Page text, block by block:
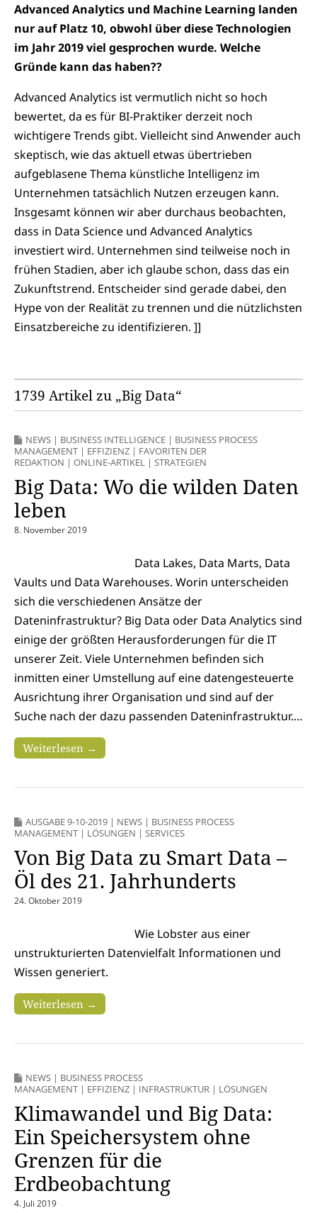
Advanced Analytics und Machine Learning landen
nur auf Platz 10, obwohl über diese Technologien
im Jahr 2019 viel gesprochen wurde. Welche
Gründe kann das haben??
Advanced Analytics ist vermutlich nicht so hoch
bewertet, da es für BI-Praktiker derzeit noch
wichtigere Trends gibt. Vielleicht sind Anwender auch
skeptisch, wie das aktuell etwas übertrieben
aufgeblasene Thema künstliche Intelligenz im
Unternehmen tatsächlich Nutzen erzeugen kann.
Insgesamt können wir aber durchaus beobachten,
dass in Data Science und Advanced Analytics
investiert wird. Unternehmen sind teilweise noch in
frühen Stadien, aber ich glaube schon, dass das ein
Zukunftstrend. Entscheider sind gerade dabei, den
Hype von der Realität zu trennen und die nützlichsten
Einsatzbereiche zu identifizieren. ]]
1739 Artikel zu „Big Data“
NEWS | BUSINESS INTELLIGENCE | BUSINESS PROCESS
MANAGEMENT | EFFIZIENZ | FAVORITEN DER
REDAKTION | ONLINE-ARTIKEL | STRATEGIEN
Big Data: Wo die wilden Daten
leben
8. November 2019
Data Lakes, Data Marts, Data
Vaults und Data Warehouses. Worin unterscheiden
sich die verschiedenen Ansätze der
Dateninfrastruktur? Big Data oder Data Analytics sind
einige der größten Herausforderungen für die IT
unserer Zeit. Viele Unternehmen befinden sich
inmitten einer Umstellung auf eine datengesteuerte
Ausrichtung ihrer Organisation und sind auf der
Suche nach der dazu passenden Dateninfrastruktur.…
Weiterlesen →
AUSGABE 9-10-2019 | NEWS | BUSINESS PROCESS
MANAGEMENT | LÖSUNGEN | SERVICES
Von Big Data zu Smart Data –
Öl des 21. Jahrhunderts
24. Oktober 2019
Wie Lobster aus einer
unstrukturierten Datenvielfalt Informationen und
Wissen generiert.
Weiterlesen →
NEWS | BUSINESS PROCESS
MANAGEMENT | EFFIZIENZ | INFRASTRUKTUR | LÖSUNGEN
Klimawandel und Big Data:
Ein Speichersystem ohne
Grenzen für die
Erdbeobachtung
4. Juli 2019